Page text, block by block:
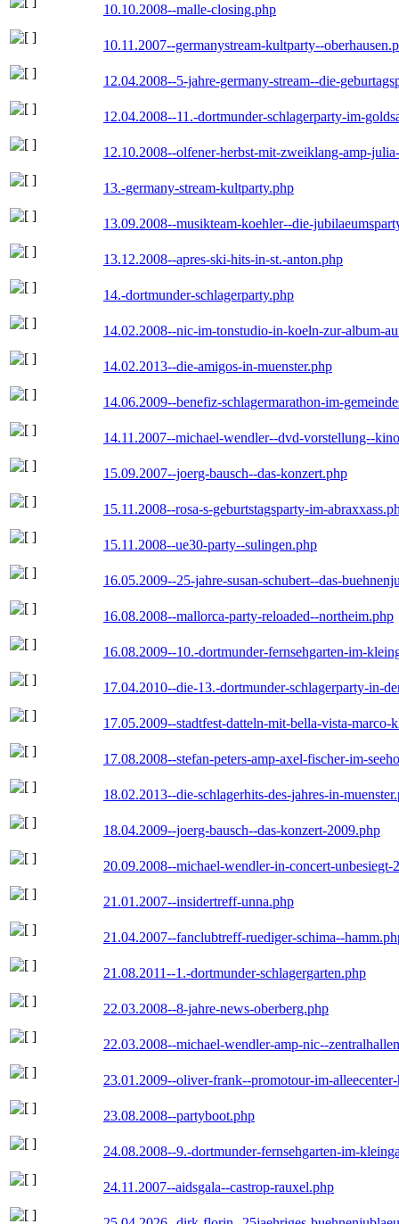
10.10.2008--malle-closing.php
10.11.2007--germanystream-kultparty--
12.04.2008--5-jahre-germany-stream--die-
12.04.2008--11.-dortmunder-schlagerparty-im-
12.10.2008--olfener-herbst-mit-zweiklang-amp-
13.-germany-stream-kultparty.php
13.09.2008--musikteam-koehler--die-
13.12.2008--apres-ski-hits-in-st.-anton.php
14.-dortmunder-schlagerparty.php
14.02.2008--nic-im-tonstudio-in-koeln-zur-album-
14.02.2013--die-amigos-in-muenster.php
14.06.2009--benefiz-schlagermarathon-im-
14.11.2007--michael-wendler--dvd-vorstellung--
15.09.2007--joerg-bausch--das-konzert.php
15.11.2008--rosa-s-geburtstagsparty-im-
15.11.2008--ue30-party--sulingen.php
16.05.2009--25-jahre-susan-schubert--das-
16.08.2008--mallorca-party-reloaded--northeim.php
16.08.2009--10.-dortmunder-fernsehgarten-im-
17.04.2010--die-13.-dortmunder-schlagerparty-in-
17.05.2009--stadtfest-datteln-mit-bella-vista-marco-
17.08.2008--stefan-peters-amp-axel-fischer-im-
18.02.2013--die-schlagerhits-des-jahres-in-
18.04.2009--joerg-bausch--das-konzert-2009.php
20.09.2008--michael-wendler-in-concert-unbesiegt-
21.01.2007--insidertreff-unna.php
21.04.2007--fanclubtreff-ruediger-schima--
21.08.2011--1.-dortmunder-schlagergarten.php
22.03.2008--8-jahre-news-oberberg.php
22.03.2008--michael-wendler-amp-nic--
23.01.2009--oliver-frank--promotour-im-
23.08.2008--partyboot.php
24.08.2008--9.-dortmunder-fernsehgarten-im-
24.11.2007--aidsgala--castrop-rauxel.php